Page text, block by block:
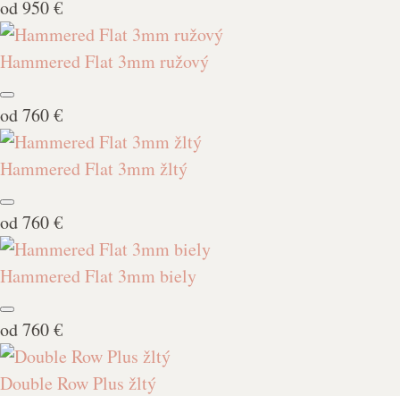
od950 €
Hammered Flat 3mm ružový
od760 €
Hammered Flat 3mm žltý
od760 €
Hammered Flat 3mm biely
od760 €
Double Row Plus žltý